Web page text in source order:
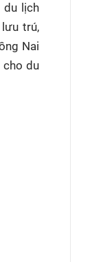
du lịch
trú,
Nai
cho du